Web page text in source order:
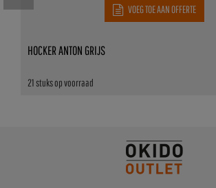
VOEG TOE AAN OFFERTE
21 stuks op voorraad
HOCKER ANTON GRIJS